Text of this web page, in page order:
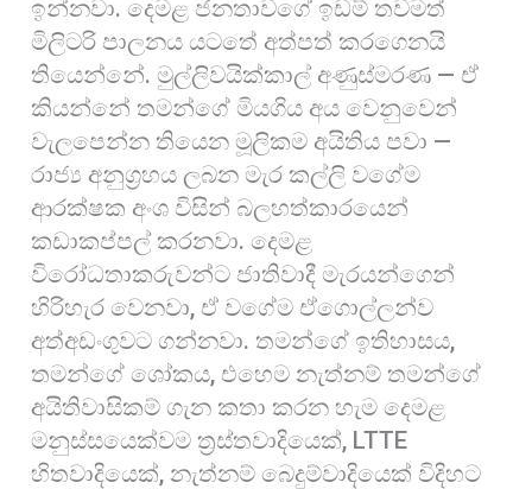
ඉන්නවා. දෙමළ ජනතාවගේ ඉඩම් තවමත්
මිලිටරි පාලනය යටතේ අත්පත් කරගෙනයි
තියෙන්නේ. මුල්ලිවයික්කාල් අණුස්මරණ — ඒ
කියන්නේ තමන්ගේ මියගිය අය වෙනුවෙන්
වැලපෙන්න තියෙන මූලිකම අයිතිය පවා —
රාජ්‍ය අනුග්‍රහය ලබන මැර කල්ලි වගේම
ආරක්ෂක අංශ විසින් බලහත්කාරයෙන්
කඩාකප්පල් කරනවා. දෙමළ
විරෝධතාකරුවන්ට ජාතිවාදී මැරයන්ගෙන්
හිරිහැර වෙනවා, ඒ වගේම ඒගොල්ලන්ව
අත්අඩංගුවට ගන්නවා. තමන්ගේ ඉතිහාසය,
තමන්ගේ ශෝකය, එහෙම නැත්නම් තමන්ගේ
අයිතිවාසිකම් ගැන කතා කරන හැම දෙමළ
මනුස්සයෙක්වම ත්‍රස්තවාදියෙක්, LTTE
හිතවාදියෙක්, නැත්නම් බෙදුම්වාදියෙක් විදිහට